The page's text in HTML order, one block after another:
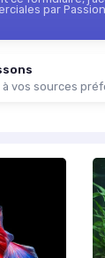
par
vos sources